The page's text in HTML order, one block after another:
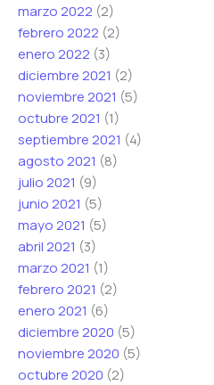
marzo 2022 (2)
febrero 2022 (2)
enero 2022 (3)
diciembre 2021 (2)
noviembre 2021 (5)
octubre 2021 (1)
septiembre 2021 (4)
agosto 2021 (8)
julio 2021 (9)
junio 2021 (5)
mayo 2021 (5)
abril 2021 (3)
marzo 2021 (1)
febrero 2021 (2)
enero 2021 (6)
diciembre 2020 (5)
noviembre 2020 (5)
octubre 2020 (2)